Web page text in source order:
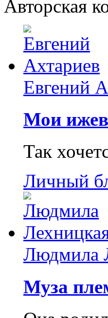
Авторская
Евгений
Мои
Так
Личный
Людмила
Муза